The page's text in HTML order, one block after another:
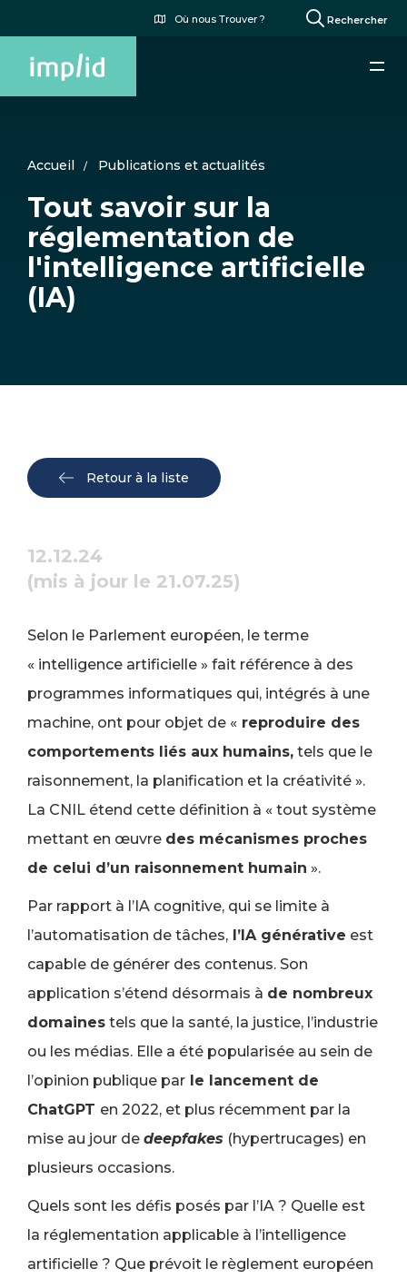
principal
Où nous Trouver ?
MenuRechercher
Accueil Publications et actualités
Tout savoir sur la
réglementation de
l'intelligence artificielle
(IA)
Retour à la liste
12.12.24
(mis à jour le 21.07.25)
Selon le Parlement européen, le terme
« intelligence artificielle » fait référence à des
programmes informatiques qui, intégrés à une
machine, ont pour objet de « reproduire des
comportements liés aux humains, tels que le
raisonnement, la planification et la créativité ».
La CNIL étend cette définition à « tout système
mettant en œuvre des mécanismes proches
de celui d’un raisonnement humain ».
Par rapport à l’IA cognitive, qui se limite à
l’automatisation de tâches, l’IA générative est
capable de générer des contenus. Son
application s’étend désormais à de nombreux
domaines tels que la santé, la justice, l’industrie
ou les médias. Elle a été popularisée au sein de
l’opinion publique par le lancement de
ChatGPT en 2022, et plus récemment par la
mise au jour de deepfakes (hypertrucages) en
plusieurs occasions.
Quels sont les défis posés par l’IA ? Quelle est
la réglementation applicable à l’intelligence
artificielle ? Que prévoit le règlement européen